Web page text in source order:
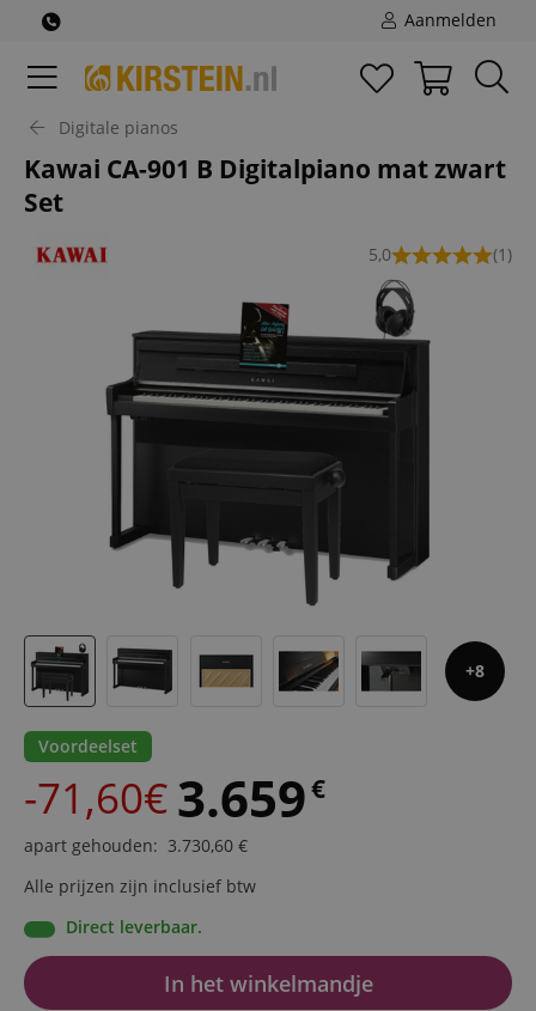
Aanmelden
Digitale pianos
Kawai CA-901 B Digitalpiano mat zwart
Set
5,0 (1)
8
Voordeelset
-71,60€3.659€
apart gehouden: 3.730,60 €
Alle prijzen zijn inclusief btw
Direct leverbaar.
In het winkelmandje